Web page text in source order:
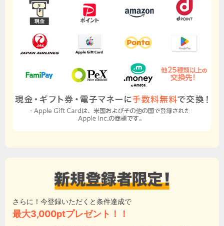
さらに！今登録いただくと条件達成で
最大3,000ptプレゼント！！